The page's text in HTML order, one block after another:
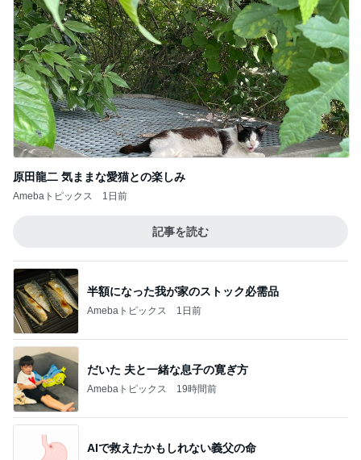
原田龍二 気ままな愛猫との楽しみ
Amebaトピックス 1日前
記事を読む
半額になった我が家のストック必需品
Amebaトピックス 1日前
だいた 夫と一緒な息子の寛ぎ方
Amebaトピックス 19時間前
AIで救えたかもしれない義父の命